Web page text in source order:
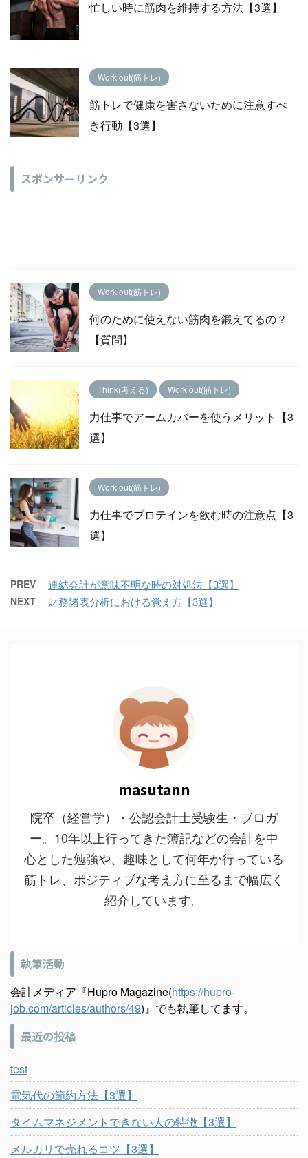
忙しい時に筋肉を維持する方法【3選】
Work out(筋トレ)
筋トレで健康を害さないために注意すべ
き行動【3選】
スポンサーリンク
Work out(筋トレ)
何のために使えない筋肉を鍛えてるの？
【質問】
Think(考える) Work out(筋トレ)
力仕事でアームカバーを使うメリット【3
選】
Work out(筋トレ)
力仕事でプロテインを飲む時の注意点【3
選】
PREV 連結会計が意味不明な時の対処法【3選】
NEXT 財務諸表分析における覚え方【3選】
masutann
院卒（経営学）・公認会計士受験生・ブロガ
ー。10年以上行ってきた簿記などの会計を中
心とした勉強や、趣味として何年か行っている
筋トレ、ポジティブな考え方に至るまで幅広く
紹介しています。
執筆活動
会計メディア『Hupro Magazine(https://hupro-
job.com/articles/authors/49)』でも執筆してます。
最近の投稿
test
電気代の節約方法【3選】
タイムマネジメントできない人の特徴【3選】
メルカリで売れるコツ【3選】